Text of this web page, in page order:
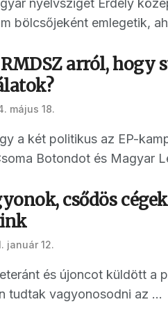
nyelvsziget Erdély
bölcsőjeként emlegetik,
arról, hogy
május 18.
a két politikus az EP-
Botondot és Magyar
csődös
január 12.
és újoncot küldött a
tudtak vagyonosodni az ...